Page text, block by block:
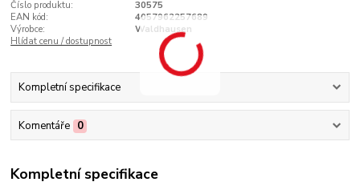
Číslo produktu:
30575
EAN kód:
4057962257689
Výrobce:
Waldhausen
Hlídat cenu / dostupnost
Kompletní specifikace
Komentáře 0
Kompletní specifikace